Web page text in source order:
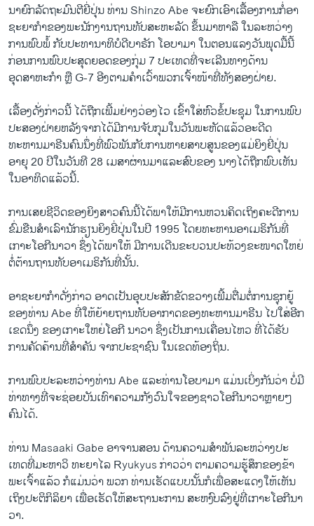
ລາຍການກະຈາຍສຽງ
ລາຍງານ
ຕິດຕາມພວກເຮົາ ທີ່
ພາສາຕ່າງໆ
ນາຍົກລັດຖະມົນຕີຍີ່ປຸ່ນ ທ່ານ Shinzo Abe ຈະ​ຍົກ​ເອົາ​ເລື້ອງການ​ກໍ່​ອາ​
ຊະ​ຍາ​ກຳ​ຂອງ​ພະນັກງານ​ຖານ​ທັບ​ສະຫະລັດ ຂຶ້ນມາ​ຫາລື ​ໃນ​ລະຫວ່າງ​
ການ​ພົບ​ພໍ້ ກັບ​ປະທານາທິບໍດີ​ບາຣັກ ​ໂອ​ບາ​ມາ​ ​ໃນ​ຕອນ​ແລງ​ວັນ​ພຸດ​ມື້ນີ້
ກ່ອນ​ການ​ພົບ​ປະສຸດ​ຍອດ​ຂອງ​ກຸ່ມ 7 ປະ​ເທດ​ທີ່​ຈະ​ເລີ​ນທາງ​ດ້ານ​
ອຸດສາຫະກຳ ​ຫຼື G-7 ອີງ​ຕາມຄຳ​ເວົ້າ​ພວກ​ເຈົ້າໜ້າ​ທີ່​ທັງ​ສອງ​ຝ່າຍ.
​ເລື້ອງດັ່ງກ່າວ​ນີ້ ​ໄດ້ຖືກ​ເພີ້ມ​ຢ່າງ​ວ່ອງ​ໄວ ເຂົ້າ​ໃສ່​ຫົວ​ຂໍ້​ປະຊຸມ​ ໃນ​ການ​ພົບ​
ປະ​ສອງຝ່າຍ​ຫລັງ​ຈາກ​ໄດ້​ມີ​ການ​ຈັບ​ກຸມ​ໃນ​ວັນ​ພະຫັດ​ແລ້ວອະດີດ​
ທະຫານ​ມາຣີນຄົນ​ນຶ່ງທີ່ພົວພັນ​ກັບ​ການ​ຫາຍ​ສາບ​ສູນຂອງ​ແມ່ຍິງ​ຍີ່​ປຸ່ນ
ອາຍຸ 20 ປີ​ໃນວັນ​ທີ 28​ ​ເມ​ສາ​ຜ່ານ​ມາແລະ​ສົບ​ຂອງ ​ນາງ​ໄດ້​ຖືກ​ພົບ​ເຫັນ​
ໃນ​ອາທິດ​ແລ້ວນີ້.
ການ​ເສຍ​ຊີວິດ​ຂອງ​ຍິງ​ສາວ​ຄົນ​ນີ້​ໄດ້​ພາ​ໃຫ້ມີ​ການ​ຫວນ​ຄິດ​ເຖິງ​ຄະດີການ​
ຂົ່ມຂືນ​ສຳ​ເລົາ​ນັກຮຽນ​ຍິງ​ຍີ່ປຸ່ນ​ໃນ​ປີ 1995​ ​ໂດຍ​ທະຫານ​ອາ​ເມຣິກັນ​ທີ່​
ເກາະ​ໂອ​ກີນາວາ ຊຶ່ງ​ໄດ້ພາ​ໃຫ້​ ມີການ​ເດີນ​ຂະ​ບວນປະ​ທ້ວງ​ຂະໜາດ​ໃຫຍ່​
ຕໍ່ຕ້ານ​ຖານ​ທັບອາ​ເມຣິກັນ​ທີ່ນັ້ນ.
ອາ​ຊະ​ຍາ​ກຳ​ດັ່ງກ່າວ ອາດ​ເປັນ​ອຸບປະສັກ​ຂັດຂວາງ​ເພີ້ມຕື່ມຕໍ່​ການ​ຊຸກຍູ້
ຂອງ​ທ່ານ Abe ທີ່​ໃຫ້​ຍ້າຍ​ຖານ​ທັບ​ອາກາດ​ຂອງ​ທະຫານ​ມາຣີນ ​ໄປ​ໃສ່​ອີກ​
ເຂດ​ນຶ່ງ ຂອງ​ເກາະ​ໃຫຍ່​ໂອ​ກີ ນາວາ ຊຶ່ງ​ເປັນ​ການ​ເຄື່ອນ​ໄຫວ​ ທີ່​ໄດ້​ຮັບ​
ການ​ຄັດຄ້ານທີ່​ສຳຄັນ ​ຈາກ​ປະຊາຊົນ​ ໃນ​ເຂດ​ທ້ອງ​ຖິ່ນ.
ການ​ພົບ​ປະລະຫວ່າງ​ທ່ານ Abe ​ແລະ​ທ່ານ​ໂອ​ບາ​ມາ ແມ່ນ​ເບິ່ງ​ກັນ​ວ່າ ບໍ່​ມີ​
ທ່າທາງ​ທີ່ຈະ​ຊ່ອຍ​ບັນ​ເທົາ​ຄວາມ​ກັງວົນ​ໃຈ​ຂອງ​ຊາວ​ໂອ​ກີ​ນາວາ​ຫຼາຍ​ໆ​
ຄົນ​ໄດ້.
ທ່ານ Masaaki Gabe ອາຈານ​ສອນ​ ດ້ານ​ຄວາມ​ສຳພັນ​ລະຫວ່າງ​ປະ​
ເທດ​ທີ່​ມະຫາວິ ທະຍາ​ໄລ Ryukyus ກ່າວ​ວ່າ ຕາມ​ຄວາມ​ຮູ້ສຶກ​ຂອງ​ຂ້າ
ພະ​ເຈົ້າ​ແລ້ວ ກໍ​ແມ່ນ​ວ່າ ພວກ ທ່ານ​ເຮັດ​ແບບ​ນັ້ນກໍ​ເພື່ອ​ສະ​ແດງ​ໃຫ້​ເຫັນ​
ເຖິງ​ປະຕິກິລິຍາ ​ເພື່ອ​ເຮັດ​ໃຫ້​ສະຖານະ​ການ ສະຫງົບ​ລົງຢູ່​ທີ່​ເກາະ​ໂອ​ກີ​ນາ
ວາ.